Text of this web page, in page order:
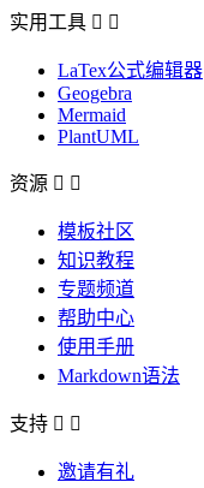
实用工具  
LaTex公式编辑器
Geogebra
Mermaid
PlantUML
资源  
模板社区
知识教程
专题频道
帮助中心
使用手册
Markdown语法
支持  
邀请有礼